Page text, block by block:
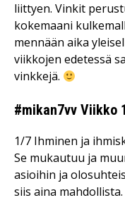
liittyen. Vinkit
kokemaani
mennään aika
viikkojen edetessä
vinkkejä.
#mikan7vv Viikko
1/7 Ihminen ja
Se mukautuu ja
asioihin ja
siis aina